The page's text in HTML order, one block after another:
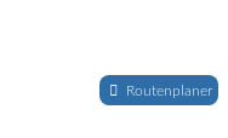
Routenplaner